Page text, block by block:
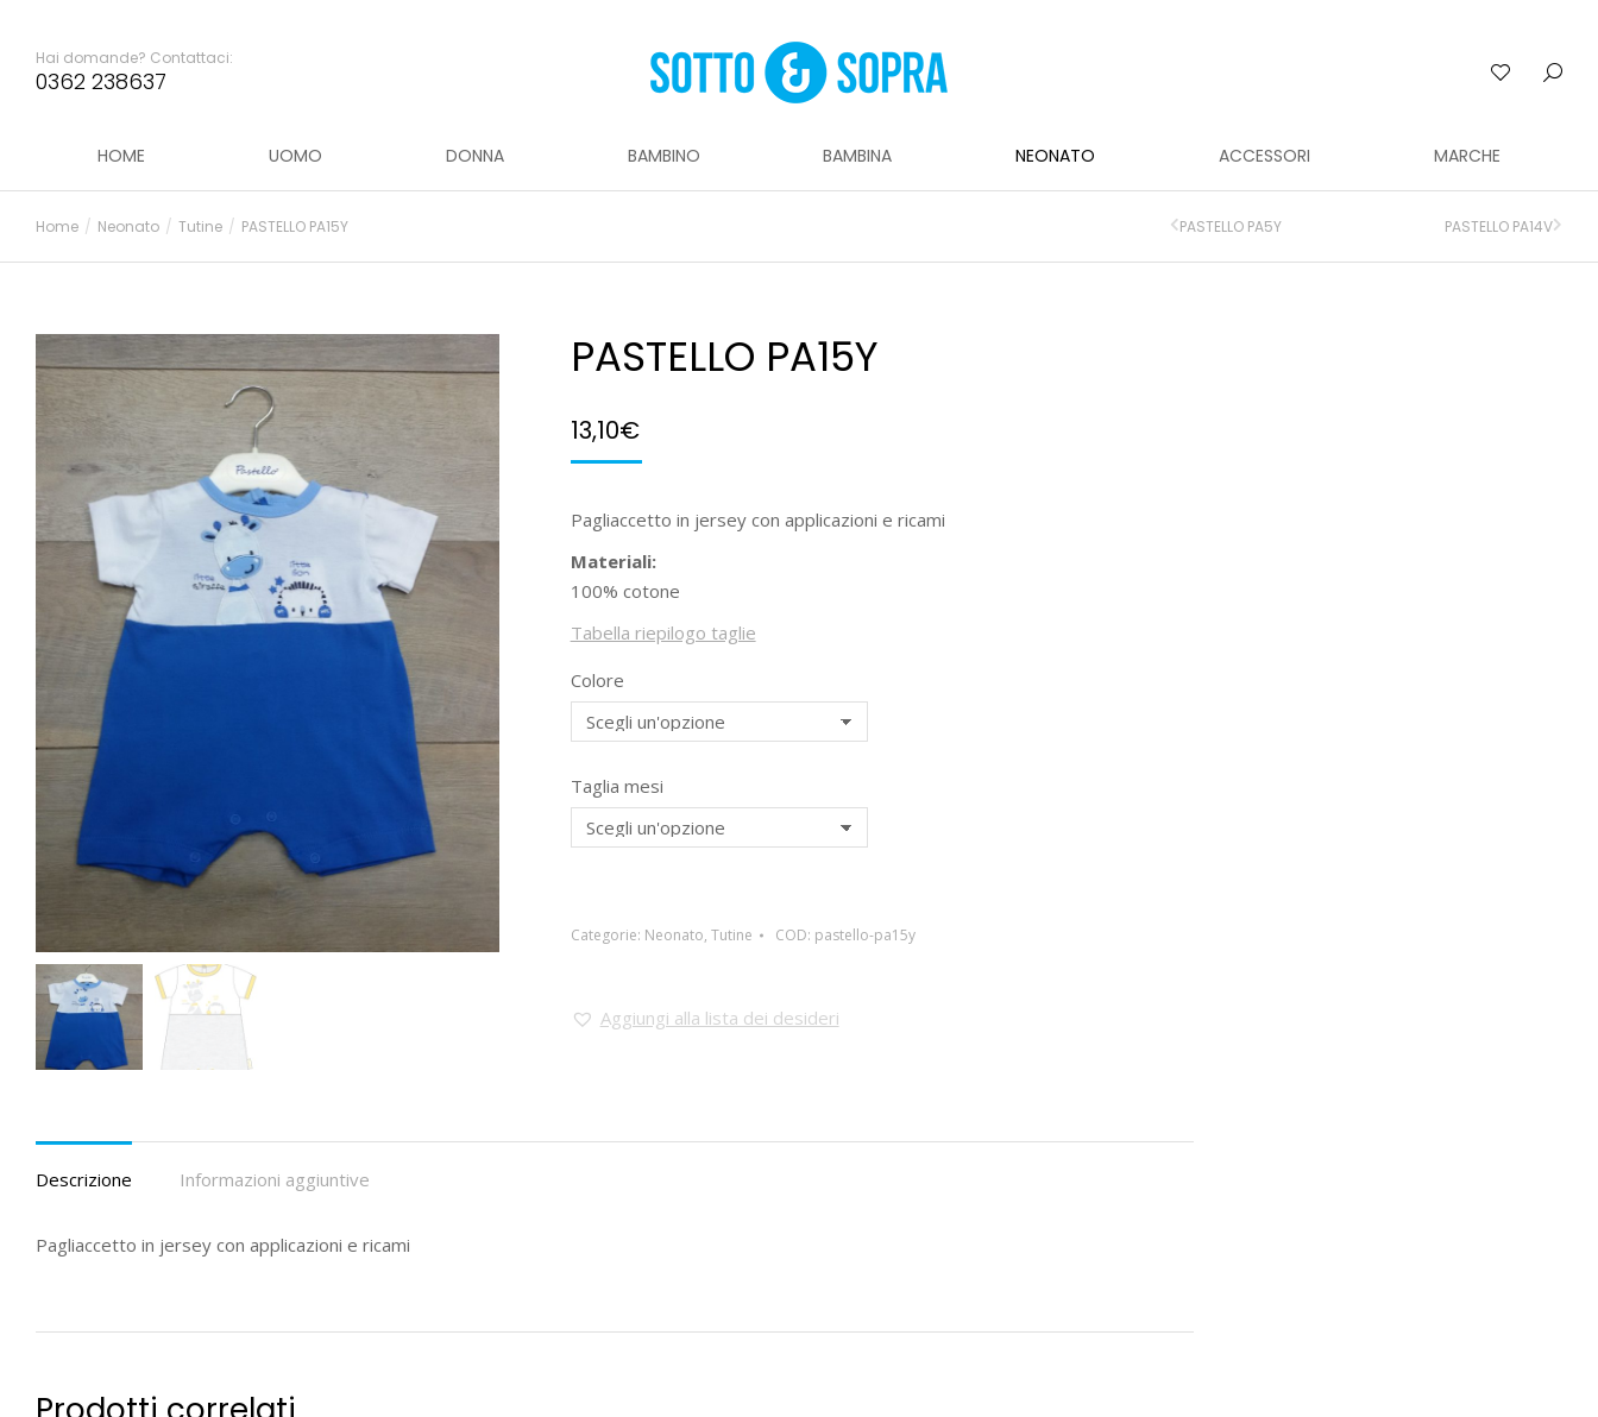
Hai domande? Contattaci:
0362 238637
HOME UOMO DONNA BAMBINO BAMBINA NEONATO ACCESSORI MARCHE
Tu sei qui:
Home Neonato Tutine PASTELLO PA15Y PASTELLO PA5Y PASTELLO PA14V
PASTELLO PA15Y
13,10€
Pagliaccetto in jersey con applicazioni e ricami
Materiali:
100% cotone
Tabella riepilogo taglie
Colore
Taglia mesi
Categorie: Neonato, Tutine COD: pastello-pa15y
Aggiungi alla lista dei desideri
Descrizione Informazioni aggiuntive
Pagliaccetto in jersey con applicazioni e ricami